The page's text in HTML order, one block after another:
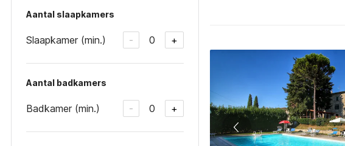
Aantal slaapkamers
Slaapkamer (min.) - 0 +
Aantal badkamers
Badkamer (min.) - 0 +